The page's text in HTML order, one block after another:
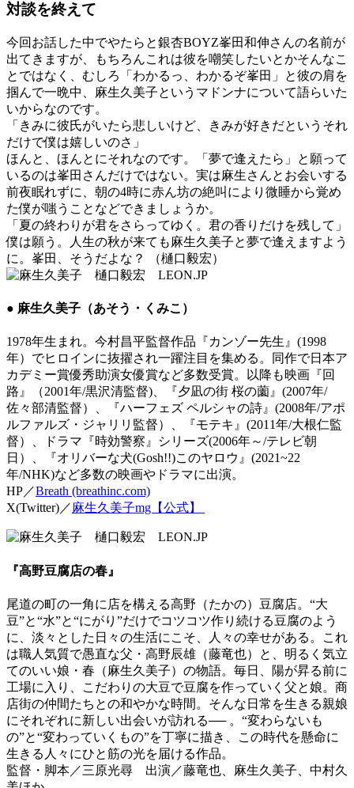
対談を終えて
今回お話した中でやたらと銀杏BOYZ峯田和伸さんの名前が
出てきますが、もちろんこれは彼を嘲笑したいとかそんなこ
とではなく、むしろ「わかるっ、わかるぞ峯田」と彼の肩を
掴んで一晩中、麻生久美子というマドンナについて語らいた
いからなのです。
「きみに彼氏がいたら悲しいけど、きみが好きだというそれ
だけで僕は嬉しいのさ」
ほんと、ほんとにそれなのです。「夢で逢えたら」と願って
いるのは峯田さんだけではない。実は麻生さんとお会いする
前夜眠れずに、朝の4時に赤ん坊の絶叫により微睡から覚め
た僕が嗤うことなどできましょうか。
「夏の終わりが君をさらってゆく。君の香りだけを残して」
僕は願う。人生の秋が来ても麻生久美子と夢で逢えますよう
に。峯田、そうだよな？ （樋口毅宏）
● 麻生久美子（あそう・くみこ）
1978年生まれ。今村昌平監督作品『カンゾー先生』(1998
年）でヒロインに抜擢され一躍注目を集める。同作で日本ア
カデミー賞優秀助演女優賞など多数受賞。以降も映画『回
路』（2001年/黒沢清監督)、『夕凪の街 桜の薗』(2007年/
佐々部清監督）、『ハーフェズ ペルシャの詩』(2008年/アポ
ルファルズ・ジャリリ監督）、『モテキ』(2011年/大根仁監
督）、ドラマ『時効警察』シリーズ(2006年～/テレビ朝
日）、『オリバーな犬(Gosh!!)このヤロウ』(2021~22
年/NHK)など多数の映画やドラマに出演。
HP／Breath (breathinc.com)
X(Twitter)／麻生久美子mg【公式】
『高野豆腐店の春』
尾道の町の一角に店を構える高野（たかの）豆腐店。“大
豆”と“水”と“にがり”だけでコツコツ作り続ける豆腐のよう
に、淡々とした日々の生活にこそ、人々の幸せがある。これ
は職人気質で愚直な父・高野辰雄（藤竜也）と、明るく気立
てのいい娘・春（麻生久美子）の物語。毎日、陽が昇る前に
工場に入り、こだわりの大豆で豆腐を作っていく父と娘。商
店街の仲間たちとの和やかな時間。そんな日常を生きる親娘
にそれぞれに新しい出会いが訪れる── 。“変わらないも
の”と“変わっていくもの”を丁寧に描き、この時代を懸命に
生きる人々にひと筋の光を届ける作品。
監督・脚本／三原光尋 出演／藤竜也、麻生久美子、中村久